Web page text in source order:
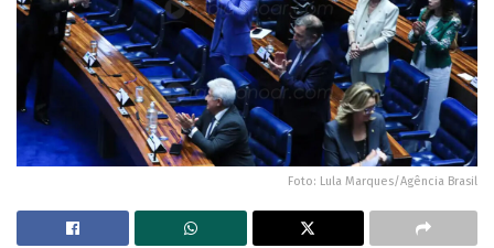
Foto: Lula Marques/Agência Brasil